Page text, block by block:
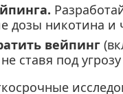
дозы никотина и
вейпинг
ставя под